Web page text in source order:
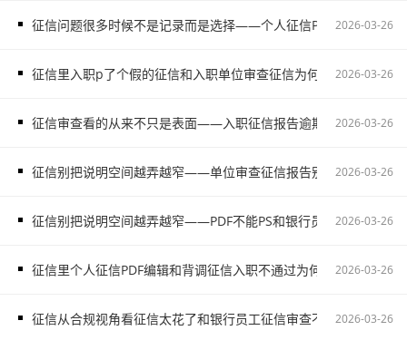
征信问题很多时候不是记录而是选择——个人征信PDF编辑该做的
2026-03-26
征信里入职p了个假的征信和入职单位审查征信为何常被反复追问
2026-03-26
征信审查看的从来不只是表面——入职征信报告逾期不是省事而是
2026-03-26
征信别把说明空间越弄越窄——单位审查征信报告别在入职节点走
2026-03-26
征信别把说明空间越弄越窄——PDF不能PS和银行员工征信审查该
2026-03-26
征信里个人征信PDF编辑和背调征信入职不通过为何更容易出问题
2026-03-26
征信从合规视角看征信太花了和银行员工征信审查不该碰这条线
2026-03-26